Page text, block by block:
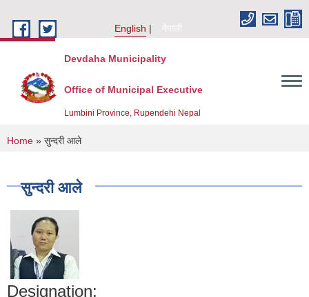
English
नेपाली
Devdaha Municipality
Office of Municipal Executive
Lumbini Province, Rupendehi Nepal
You are here
Home » सुन्दरी आले
सुन्दरी आले
Designation: